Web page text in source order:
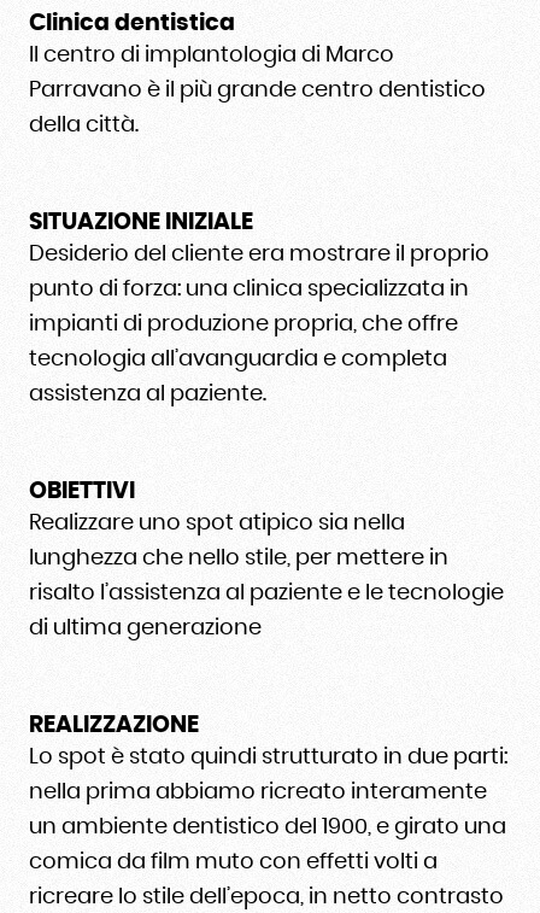
Clinica dentistica
Il centro di implantologia di Marco
Parravano è il più grande centro dentistico
della città.
SITUAZIONE INIZIALE
Desiderio del cliente era mostrare il proprio
punto di forza: una clinica specializzata in
impianti di produzione propria, che offre
tecnologia all’avanguardia e completa
assistenza al paziente.
OBIETTIVI
Realizzare uno spot atipico sia nella
lunghezza che nello stile, per mettere in
risalto l’assistenza al paziente e le tecnologie
di ultima generazione
REALIZZAZIONE
Lo spot è stato quindi strutturato in due parti:
nella prima abbiamo ricreato interamente
un ambiente dentistico del 1900, e girato una
comica da film muto con effetti volti a
ricreare lo stile dell’epoca, in netto contrasto